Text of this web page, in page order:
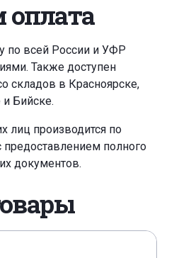
оплата
по всей России и УФР
Также доступен
складов в Красноярске,
Бийске.
лиц производится по
предоставлением полного
документов.